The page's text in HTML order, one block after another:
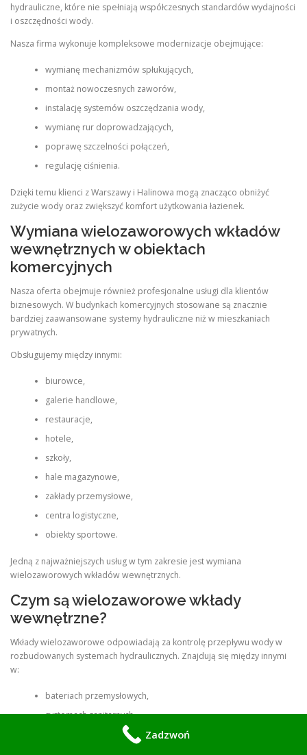
hydrauliczne, które nie spełniają współczesnych standardów wydajności
i oszczędności wody.
Nasza firma wykonuje kompleksowe modernizacje obejmujące:
wymianę mechanizmów spłukujących,
montaż nowoczesnych zaworów,
instalację systemów oszczędzania wody,
wymianę rur doprowadzających,
poprawę szczelności połączeń,
regulację ciśnienia.
Dzięki temu klienci z Warszawy i Halinowa mogą znacząco obniżyć
zużycie wody oraz zwiększyć komfort użytkowania łazienek.
Wymiana wielozaworowych wkładów
wewnętrznych w obiektach
komercyjnych
Nasza oferta obejmuje również profesjonalne usługi dla klientów
biznesowych. W budynkach komercyjnych stosowane są znacznie
bardziej zaawansowane systemy hydrauliczne niż w mieszkaniach
prywatnych.
Obsługujemy między innymi:
biurowce,
galerie handlowe,
restauracje,
hotele,
szkoły,
hale magazynowe,
zakłady przemysłowe,
centra logistyczne,
obiekty sportowe.
Jedną z najważniejszych usług w tym zakresie jest wymiana
wielozaworowych wkładów wewnętrznych.
Czym są wielozaworowe wkłady
wewnętrzne?
Wkłady wielozaworowe odpowiadają za kontrolę przepływu wody w
rozbudowanych systemach hydraulicznych. Znajdują się między innymi
w:
bateriach przemysłowych,
systemach sanitarnych,
zaworach mieszających,
Zadzwoń